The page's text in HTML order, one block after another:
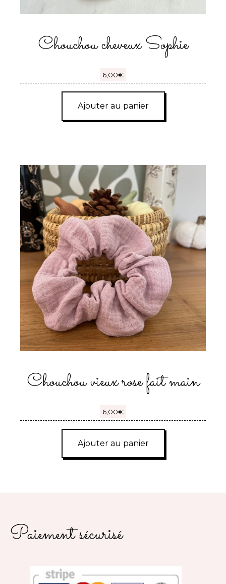
Chouchou cheveux Sophie
6,00€
Ajouter au panier
Chouchou vieux rose fait main
6,00€
Ajouter au panier
Paiement sécurisé